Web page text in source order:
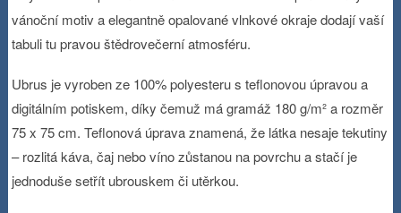
vánoční motiv a elegantně opalované vlnkové okraje dodají vaší
tabuli tu pravou štědrovečerní atmosféru.
Ubrus je vyroben ze 100% polyesteru s teflonovou úpravou a
digitálním potiskem, díky čemuž má gramáž 180 g/m² a rozměr
75 x 75 cm. Teflonová úprava znamená, že látka nesaje tekutiny
– rozlitá káva, čaj nebo víno zůstanou na povrchu a stačí je
jednoduše setřít ubrouskem či utěrkou.